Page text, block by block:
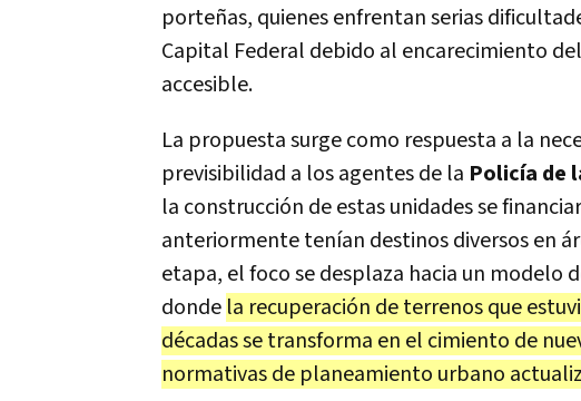
porteñas, quienes enfrentan serias
Capital Federal debido al encarecimiento
accesible.
La propuesta surge como respuesta a la
previsibilidad a los agentes de la Policía de
la construcción de estas unidades se
anteriormente tenían destinos diversos en
etapa, el foco se desplaza hacia un modelo
donde la recuperación de terrenos que
décadas se transforma en el cimiento de
normativas de planeamiento urbano